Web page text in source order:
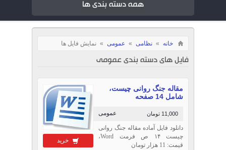
همه دسته بندی ها
خانه » نظامی » عمومی » نمایش فایل ها
فایل های دسته بندی عمومی
خرید
مقاله جنگ روانی چیست،
شامل 14 صفحه
عمومی 11,000 تومان
دانلود فایل آماده مقاله جنگ روانی
چیست ۱۴ ص فرمت Word،
قیمت: 11 هزار تومان